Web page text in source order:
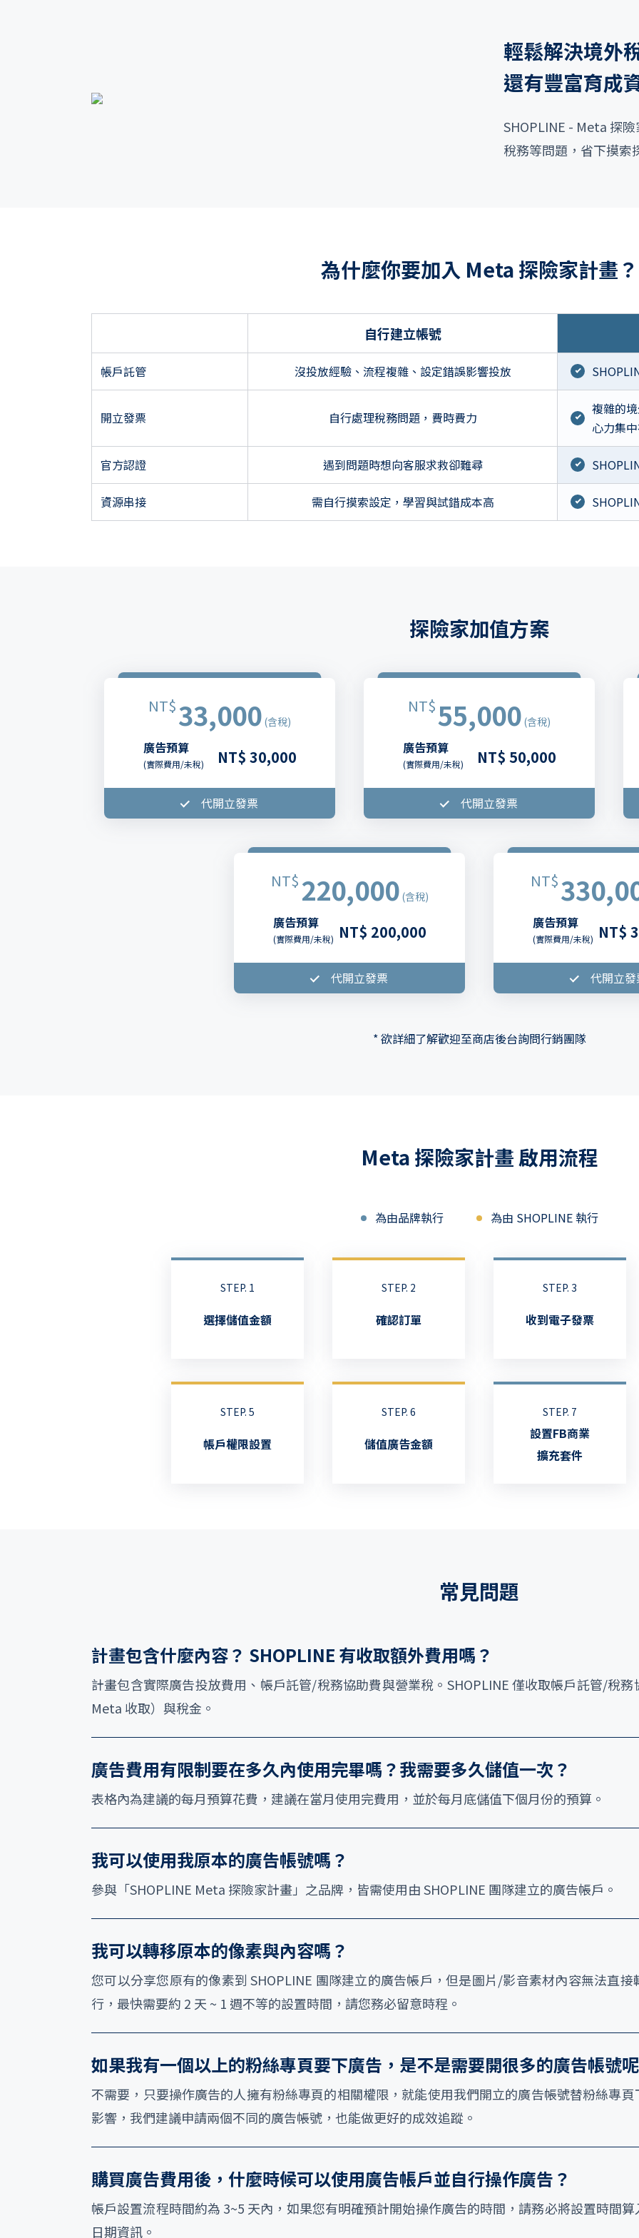
輕鬆解決境外
還有豐富育成
SHOPLINE - Meta 探
稅務等問題，省下摸索
為什麼你要加入 Meta 探險家計畫？
自行建立帳號
帳戶託管 沒投放經驗、流程複雜、設定錯誤影響投放
開立發票 自行處理稅務問題，費時費力
複雜的
心力集
官方認證 遇到問題時想向客服求救卻難尋
資源串接 需自行摸索設定，學習與試錯成本高
探險家加值方案
NT$33,000 (含稅)
廣告預算
(實際費用/未稅) NT$ 30,000
代開立發票
NT$55,000 (含稅)
廣告預算
(實際費用/未稅) NT$ 50,000
代開立發票
NT$ 220,000 (含稅)
廣告預算
(實際費用/未稅) NT$ 200,000
代開立發票
NT$
廣告預算
(實際費用/未稅) NT$
代開立
* 欲詳細了解歡迎至商店後台詢問行銷團隊
Meta 探險家計畫 啟用流程
為由品牌執行 為由 SHOPLINE 執行
STEP. 1
選擇儲值金額
STEP. 2
確認訂單
STEP. 3
收到電子發票
STEP. 5
帳戶權限設置
STEP. 6
儲值廣告金額
STEP. 7
設置FB商業
擴充套件
常見問題
計畫包含什麼內容？ SHOPLINE 有收取額外費用嗎？
計畫包含實際廣告投放費用、帳戶託管/稅務協助費與營業稅。SHOPLINE 僅收取帳戶託管/稅
Meta 收取）與稅金。
廣告費用有限制要在多久內使用完畢嗎？我需要多久儲值一次？
表格內為建議的每月預算花費，建議在當月使用完費用，並於每月底儲值下個月份的預算。
我可以使用我原本的廣告帳號嗎？
參與「SHOPLINE Meta 探險家計畫」之品牌，皆需使用由 SHOPLINE 團隊建立的廣告帳戶。
我可以轉移原本的像素與內容嗎？
您可以分享您原有的像素到 SHOPLINE 團隊建立的廣告帳戶，但是圖片/影音素材內容無法直
行，最快需要約 2 天 ~ 1 週不等的設置時間，請您務必留意時程。
如果我有一個以上的粉絲專頁要下廣告，是不是需要開很多的廣告帳號
不需要，只要操作廣告的人擁有粉絲專頁的相關權限，就能使用我們開立的廣告帳號替粉絲專
影響，我們建議申請兩個不同的廣告帳號，也能做更好的成效追蹤。
購買廣告費用後，什麼時候可以使用廣告帳戶並自行操作廣告？
帳戶設置流程時間約為 3~5 天內，如果您有明確預計開始操作廣告的時間，請務必將設置時間
日期資訊。